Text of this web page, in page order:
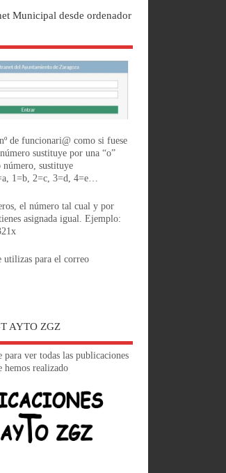
Municipal desde ordenador
de funcionari@ como si fuese
sustituye por una “o”
número, sustituye
1=b, 2=c, 3=d, 4=e…
el número tal cual y por
asignada igual. Ejemplo:
utilizas para el correo
AYTO ZGZ
para ver todas las publicaciones
hemos realizado